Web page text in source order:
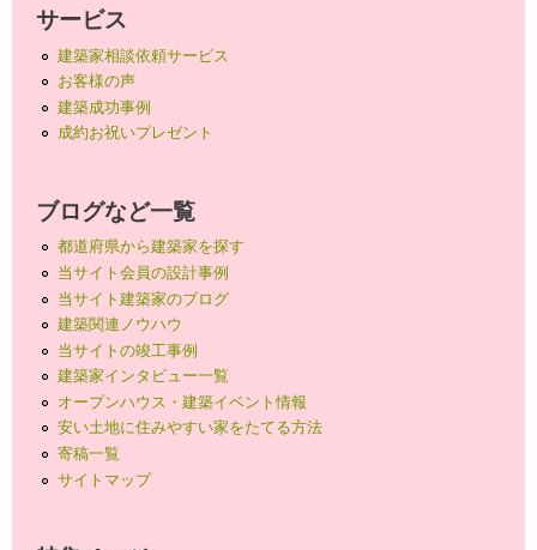
サービス
建築家相談依頼サービス
お客様の声
建築成功事例
成約お祝いプレゼント
ブログなど一覧
都道府県から建築家を探す
当サイト会員の設計事例
当サイト建築家のブログ
建築関連ノウハウ
当サイトの竣工事例
建築家インタビュー一覧
オープンハウス・建築イベント情報
安い土地に住みやすい家をたてる方法
寄稿一覧
サイトマップ